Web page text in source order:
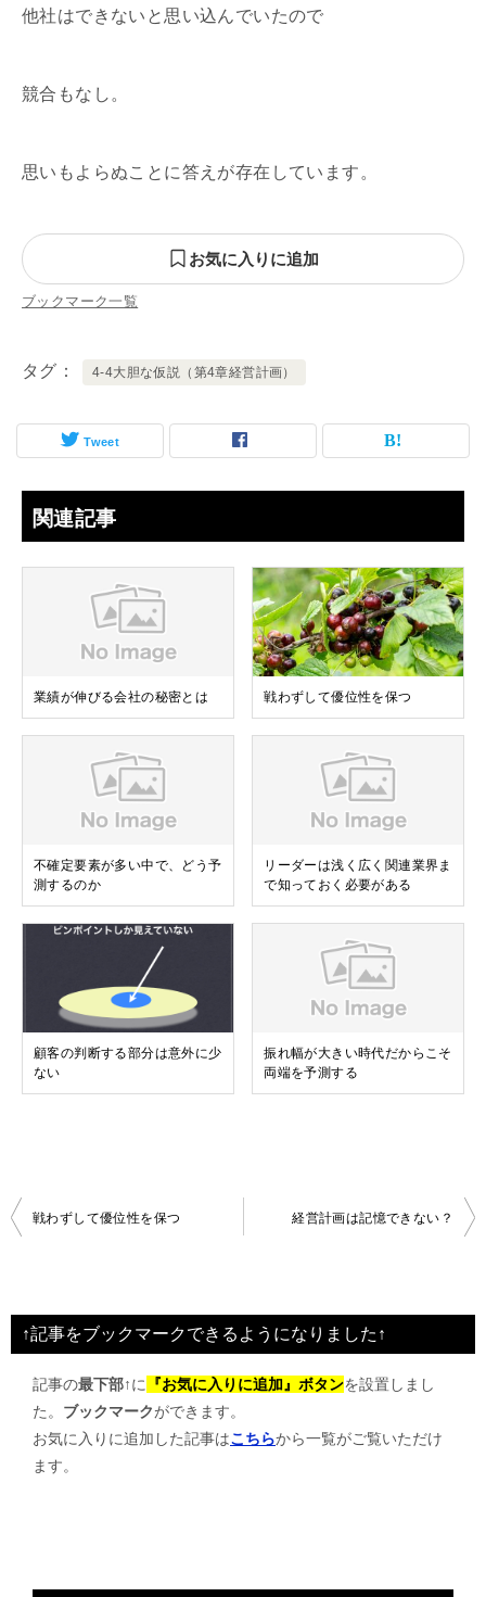
他社はできないと思い込んでいたので
競合もなし。
思いもよらぬことに答えが存在しています。
お気に入りに追加
ブックマーク一覧
タグ 4-4大胆な仮説（第4章経営計画）
Tweet
関連記事
業績が伸びる会社の秘密とは 戦わずして優位性を保つ
不確定要素が多い中で、どう予
測するのか
リーダーは浅く広く関連業界ま
で知っておく必要がある
顧客の判断する部分は意外に少
ない
振れ幅が大きい時代だからこそ
両端を予測する
投
ビ
ゲ
戦わずして優位性を保つ 経営計画は記憶できない？
↑記事をブックマークできるようになりました↑
記事の最下部↑に 『お気に入りに追加』ボタンを設置しまし
た。 ブックマークができます。
お気に入りに追加した記事はこちらから一覧がご覧いただけ
ます。